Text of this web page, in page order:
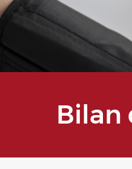
Bilan